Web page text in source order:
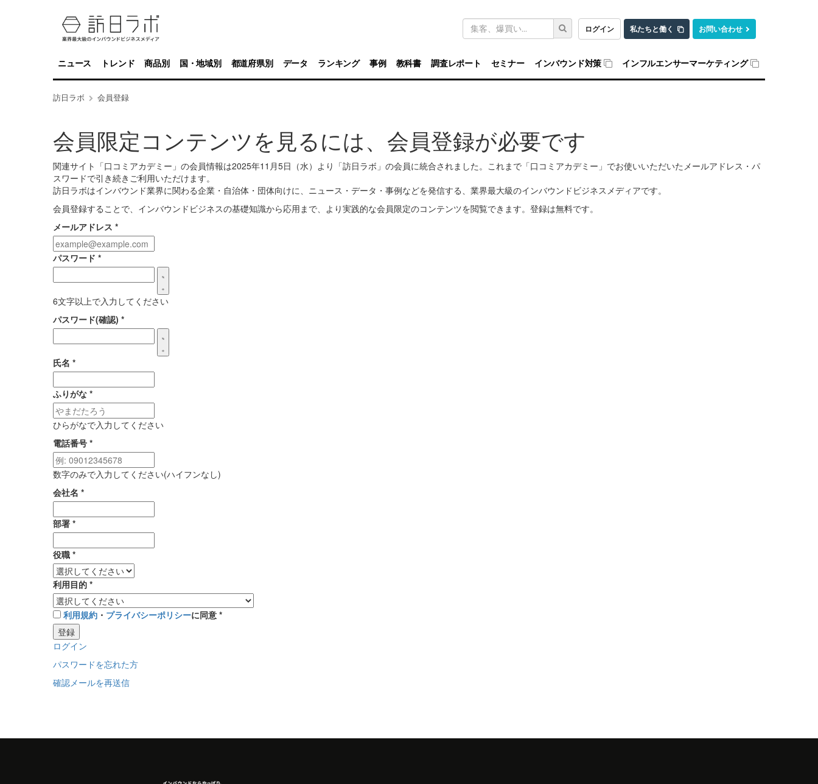
ログイン 私たちと働く お問い合わせ
キ
ワ
ド
検
索
ニュース トレンド 商品別 国・地域別 都道府県別 データ ランキング 事例 教科書 調査レポート セミナー インバウンド対策 インフルエンサーマーケティング
訪日ラボ 会員登録
会員限定コンテンツを見るには、会員登録が必要です
関連サイト「口コミアカデミー」の会員情報は2025年11月5日（水）より「訪日ラボ」の会員に統合されました。これまで「口コミアカデミー」でお使いいただいたメールアドレス・パ
スワードで引き続きご利用いただけます。
訪日ラボはインバウンド業界に関わる企業・自治体・団体向けに、ニュース・データ・事例などを発信する、業界最大級のインバウンドビジネスメディアです。
会員登録することで、インバウンドビジネスの基礎知識から応用まで、より実践的な会員限定のコンテンツを閲覧できます。登録は無料です。
メールアドレス *
パスワード *
6文字以上で入力してください
パスワード(確認) *
氏名 *
ふりがな *
ひらがなで入力してください
電話番号 *
数字のみで入力してください(ハイフンなし)
会社名 *
部署 *
役職 *
利用目的 *
利用規約 ・ プライバシーポリシーに同意 *
登録
ログイン
パスワードを忘れた方
確認メールを再送信